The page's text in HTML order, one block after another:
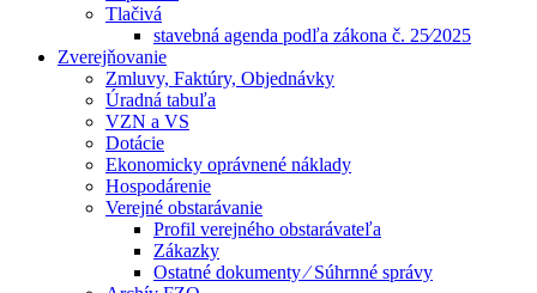
Tlačivá
stavebná agenda podľa zákona č. 25⁄2025
Zverejňovanie
Zmluvy, Faktúry, Objednávky
Úradná tabuľa
VZN a VS
Dotácie
Ekonomicky oprávnené náklady
Hospodárenie
Verejné obstarávanie
Profil verejného obstarávateľa
Zákazky
Ostatné dokumenty ⁄ Súhrnné správy